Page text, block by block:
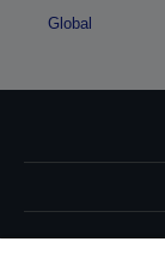
Global